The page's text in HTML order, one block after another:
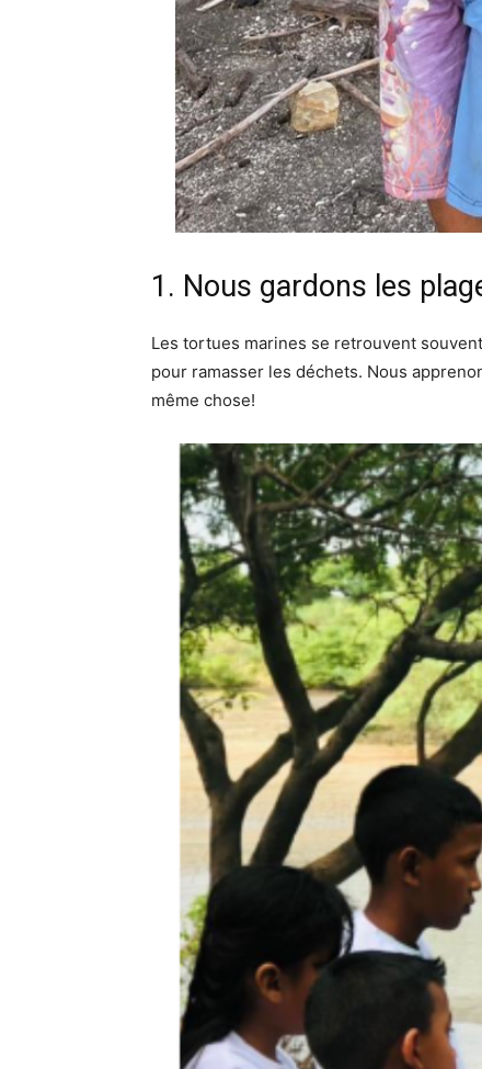
1. Nous gardons les
Les tortues marines se retrouvent
pour ramasser les déchets. Nous
même chose!